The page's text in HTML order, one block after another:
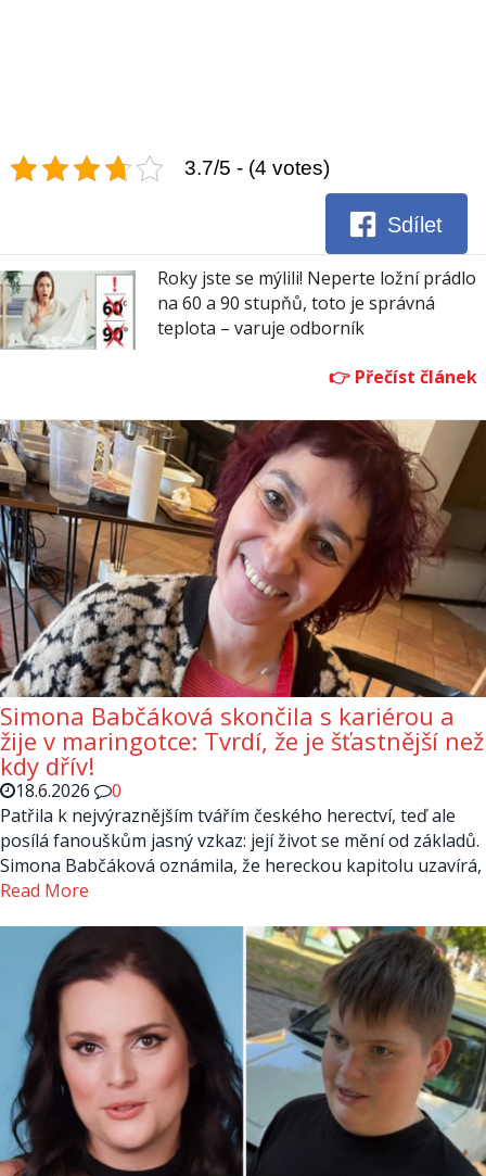
3.7/5 - (4 votes)
Sdílet
Roky jste se mýlili! Neperte ložní prádlo
na 60 a 90 stupňů, toto je správná
teplota – varuje odborník
Simona Babčáková skončila s kariérou a
žije v maringotce: Tvrdí, že je šťastnější než
kdy dřív!
18.6.2026
0
Patřila k nejvýraznějším tvářím českého herectví, teď ale
posílá fanouškům jasný vzkaz: její život se mění od základů.
Simona Babčáková oznámila, že hereckou kapitolu uzavírá,
Read More